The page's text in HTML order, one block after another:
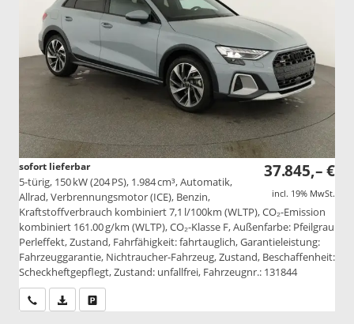
37.845,– €
incl. 19% MwSt.
sofort lieferbar
5-türig, 150 kW (204 PS), 1.984 cm³, Automatik,
Allrad, Verbrennungsmotor (ICE), Benzin,
Kraftstoffverbrauch kombiniert 7,1 l/100km (WLTP), CO₂-Emission
kombiniert 161.00 g/km (WLTP), CO₂-Klasse F, Außenfarbe: Pfeilgrau
Perleffekt, Zustand, Fahrfähigkeit: fahrtauglich, Garantieleistung:
Fahrzeuggarantie, Nichtraucher-Fahrzeug, Zustand, Beschaffenheit:
Scheckheftgepflegt, Zustand: unfallfrei, Fahrzeugnr.: 131844
Wir rufen Sie anPDF-Datei, Fahrzeugexposé drucken